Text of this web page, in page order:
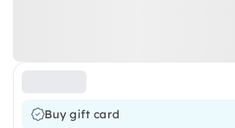
Buy gift card